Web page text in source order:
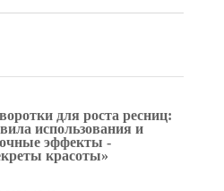
для роста ресниц:
использования и
эффекты -
красоты»